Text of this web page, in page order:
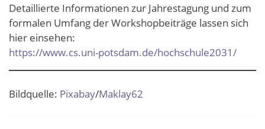
Detaillierte Informationen zur Jahrestagung und zum
formalen Umfang der Workshopbeiträge lassen sich
hier einsehen:
https://www.cs.uni-potsdam.de/hochschule2031/
Bildquelle: Pixabay/Maklay62